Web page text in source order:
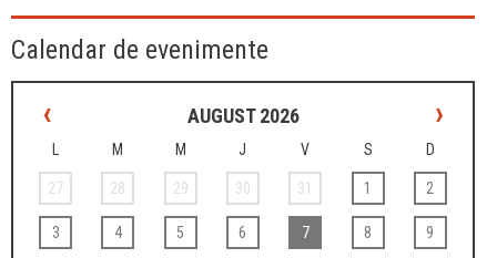
Calendar de evenimente
‹ AUGUST 2026 ›
M M J V S D
27 28 29 30 31 1 2
3 4 5 6 7 8 9